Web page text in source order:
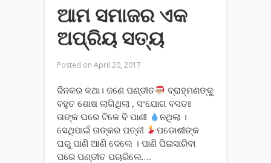
ଆମ ସମାଜର ଏକ
ଅପ୍ରିୟ ସତ୍ୟ
Posted on April 20, 2017
ଦିନକର କଥା। ଜଣେ ପଣ୍ଡୀତ
ବ୍ରାହ୍ମଣଙ୍କୁ
ବହୁତ ଶୋଷ ଲାଗିଥିଲା , ସଂଯୋଗ ବସତଃ
ତାଙ୍କ ଘରେ ଟିକେ ବି ପାଣୀ
ନଥିଲା ।
ସେଥିପାଇଁ ତାଙ୍କର ପତ୍ନୀ
ପଡୋଶୀଙ୍କ
ଘରୁ ପାଣି ଆଣି ଦେଲେ । ପାଣି ପିଇସାରିବା
ପରେ ପଣ୍ଡୀତ ପଚାରିଲେ…..